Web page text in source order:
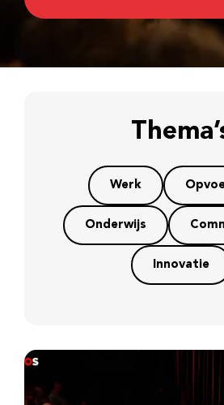
Werk
Onderwijs
Innovatie